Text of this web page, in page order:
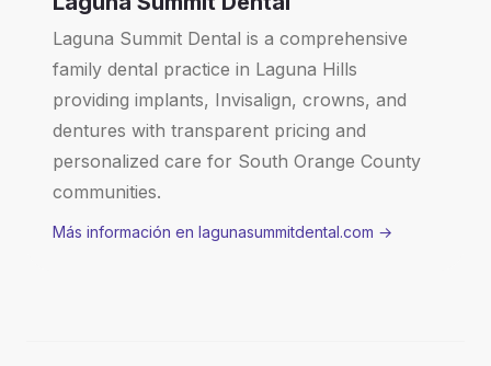
Laguna Summit Dental is a comprehensive
family dental practice in Laguna Hills
providing implants, Invisalign, crowns, and
dentures with transparent pricing and
personalized care for South Orange County
communities.
Más información en lagunasummitdental.com →